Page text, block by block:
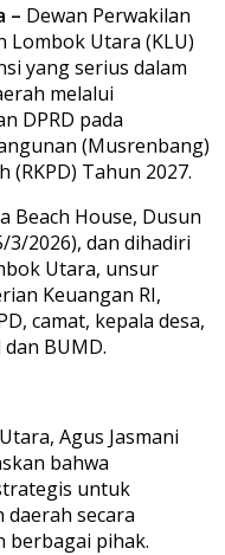
– Dewan Perwakilan
Lombok Utara (KLU)
yang serius dalam
melalui
DPRD pada
(Musrenbang)
(RKPD) Tahun 2027.
Beach House, Dusun
3/2026), dan dihadiri
Utara, unsur
Keuangan RI,
camat, kepala desa,
BUMD.
Agus Jasmani
bahwa
untuk
secara
berbagai pihak.